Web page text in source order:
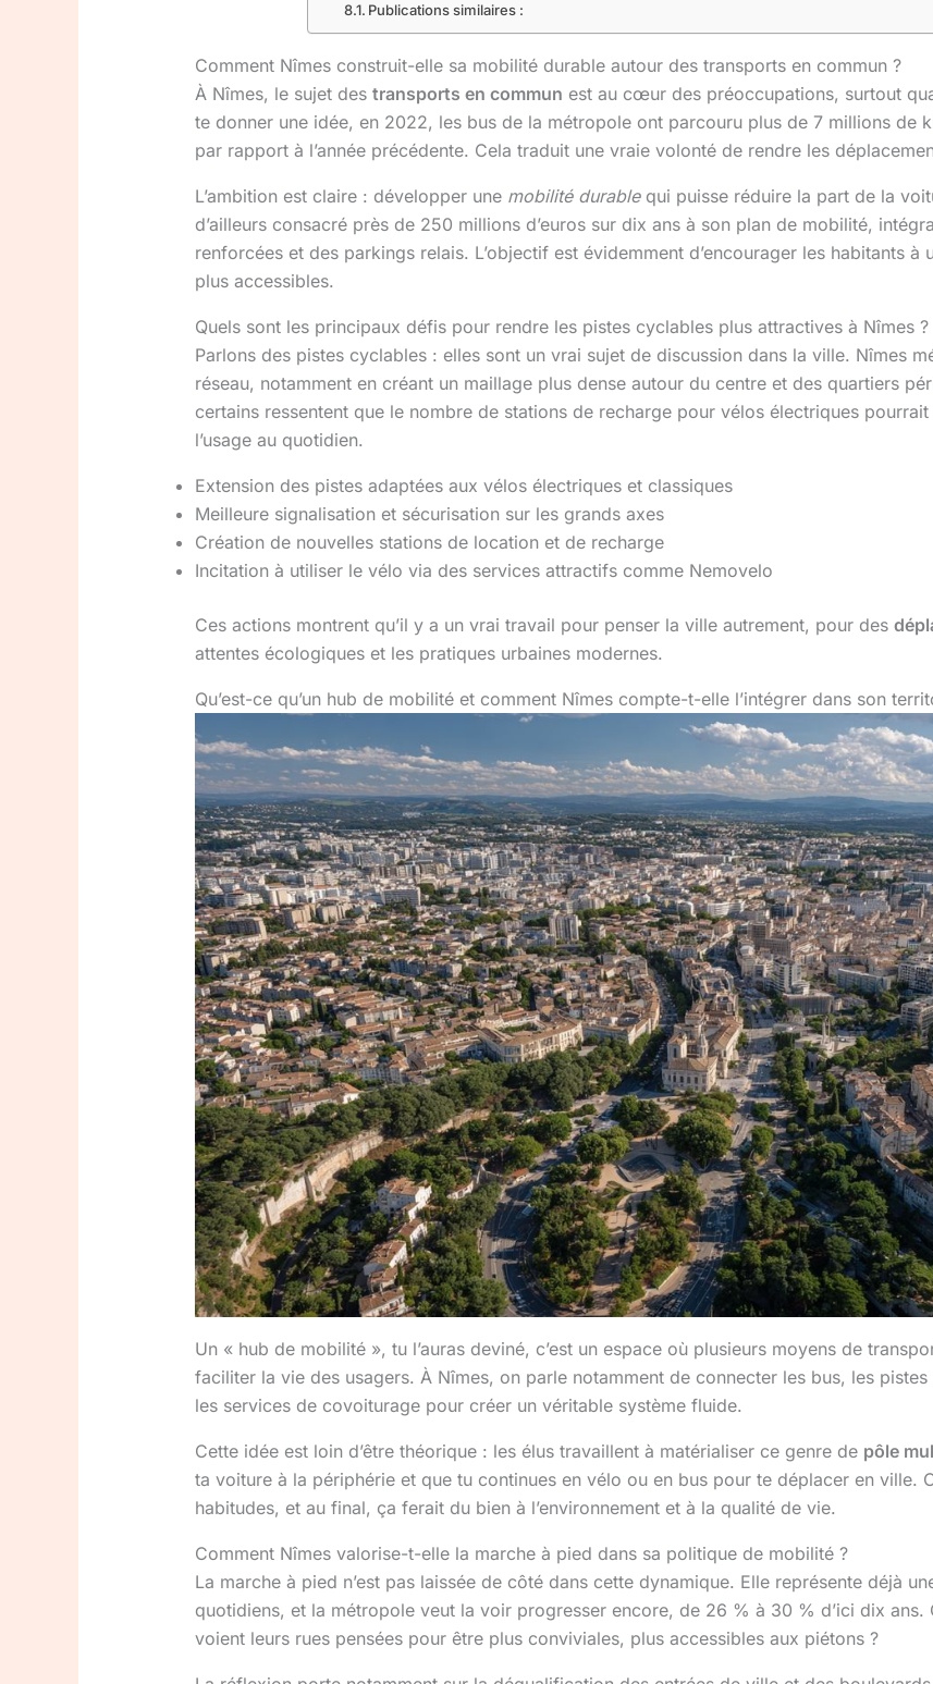
Publications similaires :
Comment Nîmes construit-elle sa mobilité durable autour des transports en commun ?
À Nîmes, le sujet des transports en commun est au cœur des préoccupations, surtout
te donner une idée, en 2022, les bus de la métropole ont parcouru plus de 7 millions de
par rapport à l’année précédente. Cela traduit une vraie volonté de rendre les
L’ambition est claire : développer une mobilité durablequi puisse réduire la part de la
d’ailleurs consacré près de 250 millions d’euros sur dix ans à son plan de mobilité,
renforcées et des parkings relais. L’objectif est évidemment d’encourager les habitants
plus accessibles.
Quels sont les principaux défis pour rendre les pistes cyclables plus attractives à Nîmes ?
Parlons des pistes cyclables : elles sont un vrai sujet de discussion dans la ville. Nîmes
réseau, notamment en créant un maillage plus dense autour du centre et des quartiers
certains ressentent que le nombre de stations de recharge pour vélos électriques
l’usage au quotidien.
Extension des pistes adaptées aux vélos électriques et classiques
Meilleure signalisation et sécurisation sur les grands axes
Création de nouvelles stations de location et de recharge
Incitation à utiliser le vélo via des services attractifs comme Nemovelo
Ces actions montrent qu’il y a un vrai travail pour penser la ville autrement, pour des
attentes écologiques et les pratiques urbaines modernes.
Qu’est-ce qu’un hub de mobilité et comment Nîmes compte-t-elle l’intégrer dans son
Un « hub de mobilité », tu l’auras deviné, c’est un espace où plusieurs moyens de
faciliter la vie des usagers. À Nîmes, on parle notamment de connecter les bus, les
les services de covoiturage pour créer un véritable système fluide.
Cette idée est loin d’être théorique : les élus travaillent à matérialiser ce genre de pôle
ta voiture à la périphérie et que tu continues en vélo ou en bus pour te déplacer en ville.
habitudes, et au final, ça ferait du bien à l’environnement et à la qualité de vie.
Comment Nîmes valorise-t-elle la marche à pied dans sa politique de mobilité ?
La marche à pied n’est pas laissée de côté dans cette dynamique. Elle représente déjà
quotidiens, et la métropole veut la voir progresser encore, de 26 % à 30 % d’ici dix
voient leurs rues pensées pour être plus conviviales, plus accessibles aux piétons ?